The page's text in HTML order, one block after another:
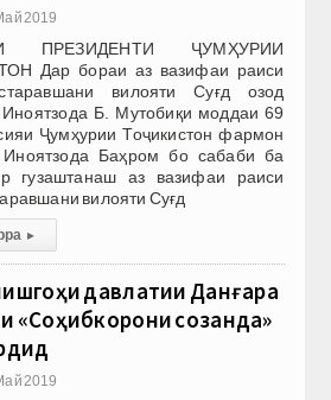
2019
ПРЕЗИДЕНТИ ҶУМҲУРИИ
Дар бораи аз вазифаи раиси
вилояти Суғд озод
Б. Мутобиқи моддаи 69
Ҷумҳурии Тоҷикистон фармон
Баҳром бо сабаби ба
гузаштанаш аз вазифаи раиси
вилояти Суғд
▸
давлатии Данғара
«Соҳибкорони созанда»
2019